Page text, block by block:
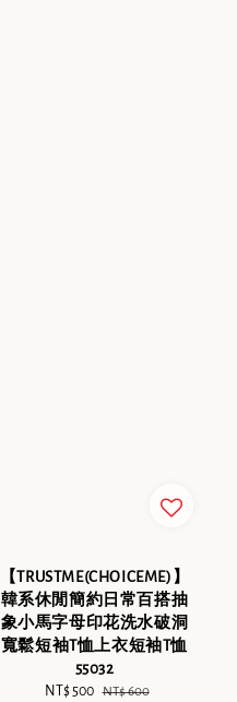
【TRUSTME(CHOICEME)】
韓系休閒簡約日常百搭抽
象小馬字母印花洗水破洞
寬鬆短袖T恤上衣短袖T恤
55032
Sale
NT$ 500 Regular
NT$ 600